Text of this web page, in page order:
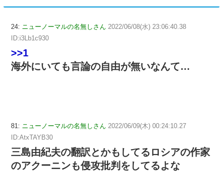
24: ニューノーマルの名無しさん 2022/06/08(水) 23:06:40.38
ID:i3Lb1c930
>>1
海外にいても言論の自由が無いなんて…
81: ニューノーマルの名無しさん 2022/06/09(木) 00:24:10.27
ID:AtxTAYB30
三島由紀夫の翻訳とかもしてるロシアの作家
のアクーニンも侵攻批判をしてるよな